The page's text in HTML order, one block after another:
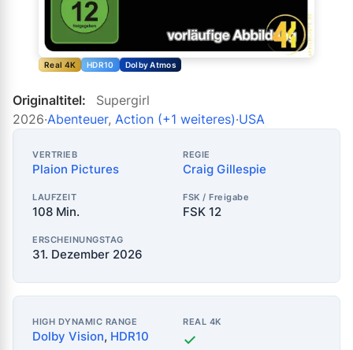
Real 4K HDR10 Dolby Atmos
Originaltitel:
Supergirl
2026·Abenteuer, Action (+1 weiteres)·USA
VERTRIEB
Plaion Pictures
REGIE
Craig Gillespie
LAUFZEIT
108 Min.
FSK / Freigabe
FSK 12
ERSCHEINUNGSTAG
31. Dezember 2026
HIGH DYNAMIC RANGE
Dolby Vision, HDR10
REAL 4K
✓